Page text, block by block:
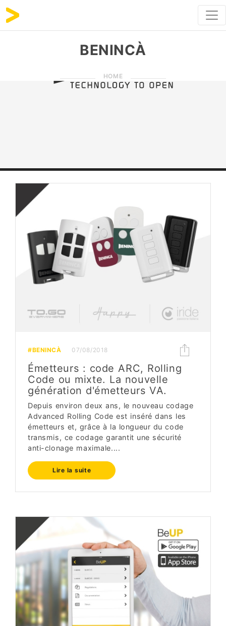
BENINCÀ
HOME
#BENINCÀ 07/08/2018
Émetteurs : code ARC, Rolling
Code ou mixte. La nouvelle
génération d'émetteurs VA.
Depuis environ deux ans, le nouveau codage
Advanced Rolling Code est inséré dans les
émetteurs et, grâce à la longueur du code
transmis, ce codage garantit une sécurité
anti-clonage maximale....
Lire la suite